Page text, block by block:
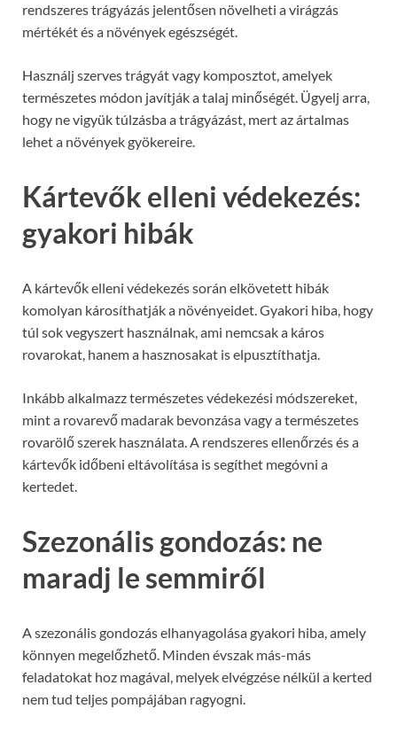
rendszeres trágyázás jelentősen növelheti a virágzás
mértékét és a növények egészségét.
Használj szerves trágyát vagy komposztot, amelyek
természetes módon javítják a talaj minőségét. Ügyelj arra,
hogy ne vigyük túlzásba a trágyázást, mert az ártalmas
lehet a növények gyökereire.
Kártevők elleni védekezés:
gyakori hibák
A kártevők elleni védekezés során elkövetett hibák
komolyan károsíthatják a növényeidet. Gyakori hiba, hogy
túl sok vegyszert használnak, ami nemcsak a káros
rovarokat, hanem a hasznosakat is elpusztíthatja.
Inkább alkalmazz természetes védekezési módszereket,
mint a rovarevő madarak bevonzása vagy a természetes
rovarölő szerek használata. A rendszeres ellenőrzés és a
kártevők időbeni eltávolítása is segíthet megóvni a
kertedet.
Szezonális gondozás: ne
maradj le semmiről
A szezonális gondozás elhanyagolása gyakori hiba, amely
könnyen megelőzhető. Minden évszak más-más
feladatokat hoz magával, melyek elvégzése nélkül a kerted
nem tud teljes pompájában ragyogni.